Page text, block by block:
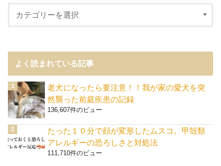
よく読まれている記事
老犬になったら要注意！！我が家の愛犬を突
然襲った前庭疾患の記録
136,607件のビュー
たった１０分で顔が変形したムスコ。甲殻類
アレルギーの恐ろしさと対処法
111,710件のビュー